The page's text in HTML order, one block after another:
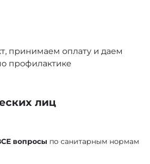
принимаем оплату и даем
профилактике
лиц
вопросы по санитарным нормам